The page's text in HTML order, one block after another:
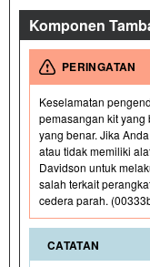
Komponen
PERINGATAN
Keselamatan
pemasangan kit yang
yang benar. Jika
atau tidak memiliki
Davidson untuk
salah terkait
cedera parah.
CATATAN